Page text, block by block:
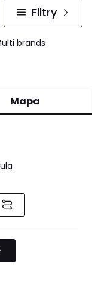
Filtry
brands
Mapa